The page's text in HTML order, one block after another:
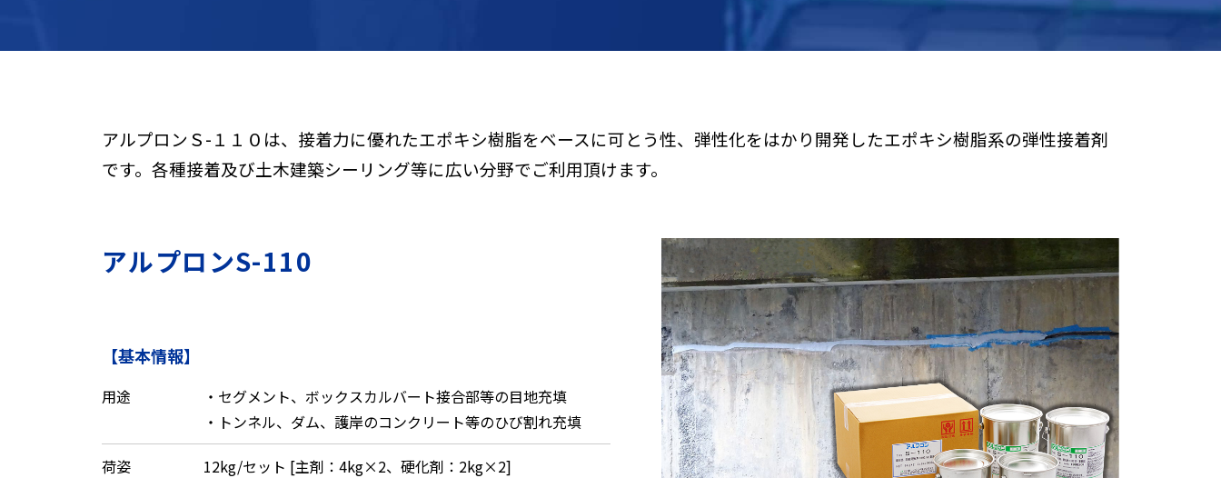
アルプロンＳ-１１０は、接着力に優れたエポキシ樹脂をベースに可とう性、弾性化をはかり開発したエポキシ樹脂系の弾性接着剤
です。 各種接着及び土木建築シーリング等に広い分野でご利用頂けます。
アルプロンS-110
【基本情報】
用途
・セグメント、ボックスカルバート接合部等の目地充填
・トンネル、ダム、護岸のコンクリート等のひび割れ充填
荷姿 12kg/セット [主剤：4kg×2、硬化剤：2kg×2]